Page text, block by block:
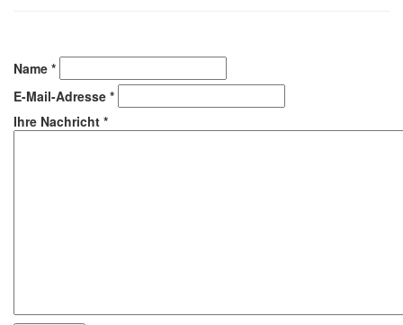
Name *
E-Mail-Adresse *
Ihre Nachricht *